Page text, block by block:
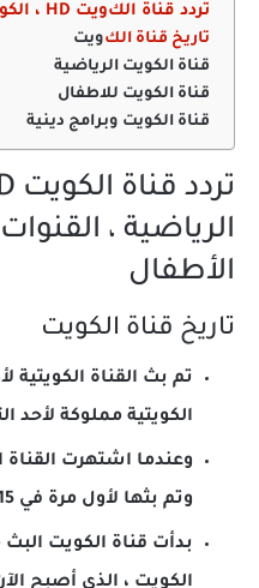
تردد قناة الكويت HD ، الكويت الرياضية ، القنوات الدينية وتردد الأطفال
تاريخ قناة الكويت
قناة الكويت الرياضية
قناة الكويت للاطفال
قناة الكويت وبرامج دينية
الرياضية ،
الأطفال
تاريخ قناة الكويت
الكويتية مملوكة لأحد
وعندما اشتهرت القناة
وتم بثها لأول مرة في 15 نوفمبر 1961.
بدأت قناة الكويت
الكويت ، الذي أصبح